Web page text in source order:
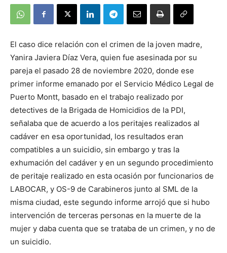
El caso dice relación con el crimen de la joven madre,
Yanira Javiera Díaz Vera, quien fue asesinada por su
pareja el pasado 28 de noviembre 2020, donde ese
primer informe emanado por el Servicio Médico Legal de
Puerto Montt, basado en el trabajo realizado por
detectives de la Brigada de Homicidios de la PDI,
señalaba que de acuerdo a los peritajes realizados al
cadáver en esa oportunidad, los resultados eran
compatibles a un suicidio, sin embargo y tras la
exhumación del cadáver y en un segundo procedimiento
de peritaje realizado en esta ocasión por funcionarios de
LABOCAR, y OS-9 de Carabineros junto al SML de la
misma ciudad, este segundo informe arrojó que si hubo
intervención de terceras personas en la muerte de la
mujer y daba cuenta que se trataba de un crimen, y no de
un suicidio.